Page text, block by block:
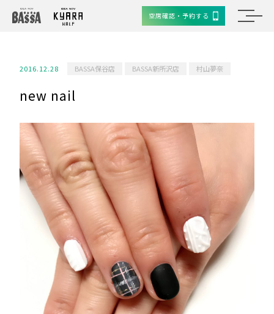
空席確認・予約する
2016.12.28 BASSA保谷店 BASSA新所沢店 村山夢奈
new nail